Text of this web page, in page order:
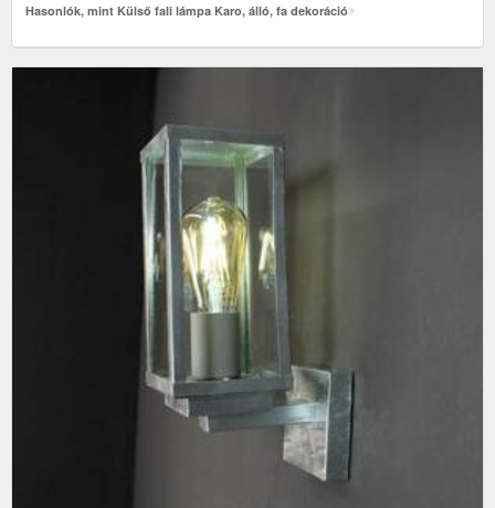
Hasonlók, mint Külső fali lámpa Karo, álló, fa dekoráció